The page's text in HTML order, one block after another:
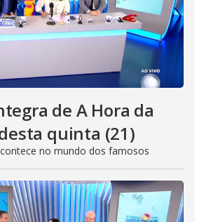
de A Hora da
quinta (21)
no mundo dos famosos